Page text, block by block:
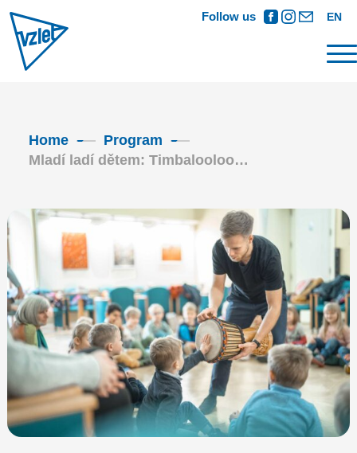
Follow us EN
Home
Program
Mladí ladí dětem: Timbalooloo…